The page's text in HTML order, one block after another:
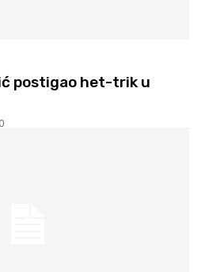
postigao het-trik u